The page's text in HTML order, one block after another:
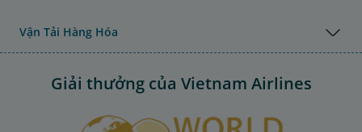
Vận Tải Hàng Hóa
Giải thưởng của Vietnam Airlines